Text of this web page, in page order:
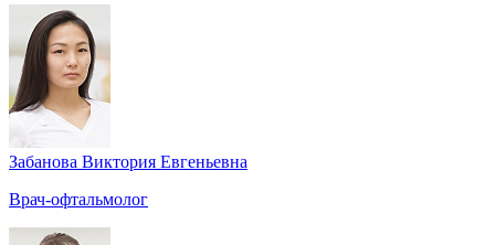
Забанова Виктория Евгеньевна
Врач-офтальмолог